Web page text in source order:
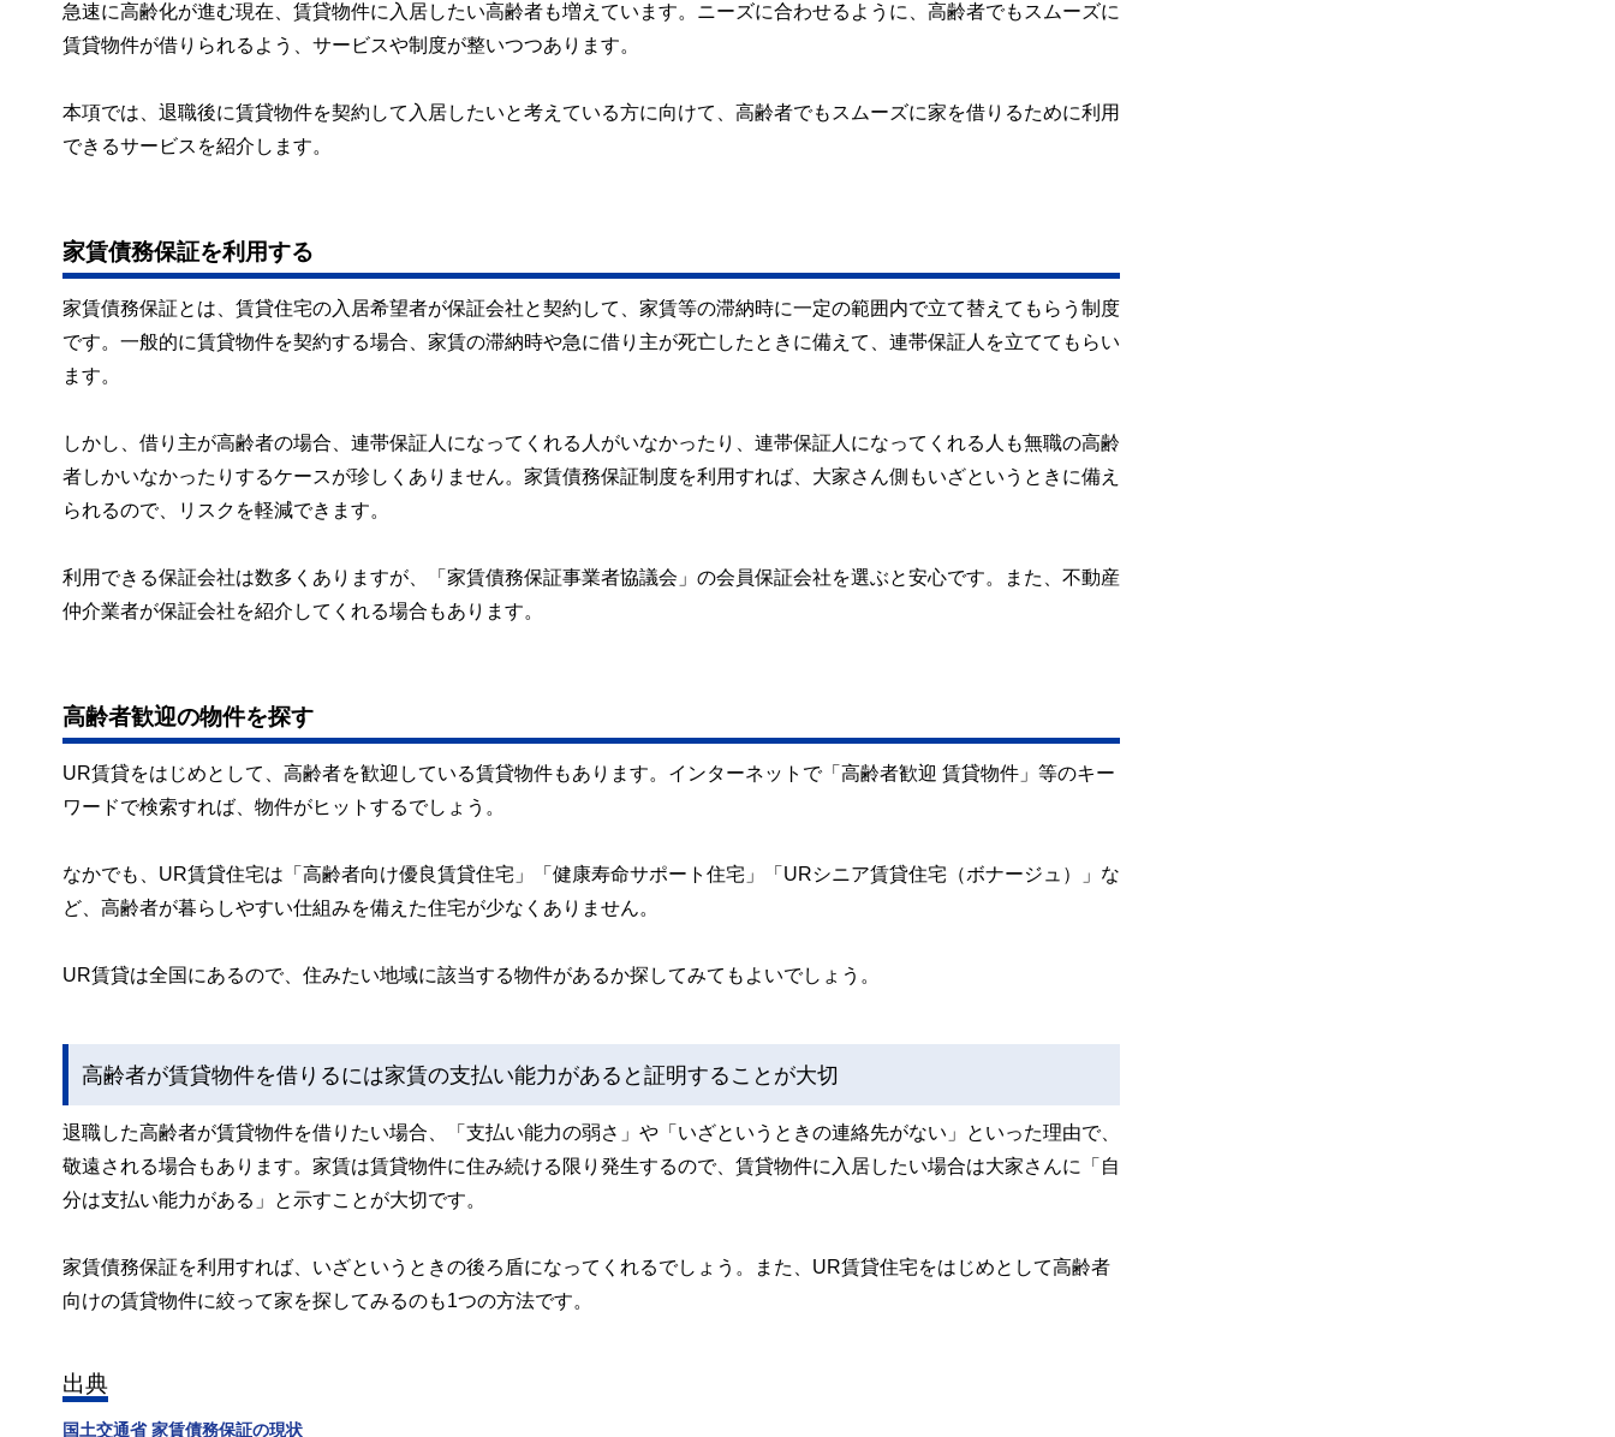
急速に高齢化が進む現在、賃貸物件に入居したい高齢者も増えています。ニーズに合わせるように、高齢者でもスムーズに
賃貸物件が借りられるよう、サービスや制度が整いつつあります。
本項では、退職後に賃貸物件を契約して入居したいと考えている方に向けて、高齢者でもスムーズに家を借りるために利用
できるサービスを紹介します。
家賃債務保証を利用する
家賃債務保証とは、賃貸住宅の入居希望者が保証会社と契約して、家賃等の滞納時に一定の範囲内で立て替えてもらう制度
です。一般的に賃貸物件を契約する場合、家賃の滞納時や急に借り主が死亡したときに備えて、連帯保証人を立ててもらい
ます。
しかし、借り主が高齢者の場合、連帯保証人になってくれる人がいなかったり、連帯保証人になってくれる人も無職の高齢
者しかいなかったりするケースが珍しくありません。家賃債務保証制度を利用すれば、大家さん側もいざというときに備え
られるので、リスクを軽減できます。
利用できる保証会社は数多くありますが、「家賃債務保証事業者協議会」の会員保証会社を選ぶと安心です。また、不動産
仲介業者が保証会社を紹介してくれる場合もあります。
高齢者歓迎の物件を探す
UR賃貸をはじめとして、高齢者を歓迎している賃貸物件もあります。インターネットで「高齢者歓迎 賃貸物件」等のキー
ワードで検索すれば、物件がヒットするでしょう。
なかでも、UR賃貸住宅は「高齢者向け優良賃貸住宅」「健康寿命サポート住宅」「URシニア賃貸住宅（ボナージュ）」な
ど、高齢者が暮らしやすい仕組みを備えた住宅が少なくありません。
UR賃貸は全国にあるので、住みたい地域に該当する物件があるか探してみてもよいでしょう。
高齢者が賃貸物件を借りるには家賃の支払い能力があると証明することが大切
退職した高齢者が賃貸物件を借りたい場合、「支払い能力の弱さ」や「いざというときの連絡先がない」といった理由で、
敬遠される場合もあります。家賃は賃貸物件に住み続ける限り発生するので、賃貸物件に入居したい場合は大家さんに「自
分は支払い能力がある」と示すことが大切です。
家賃債務保証を利用すれば、いざというときの後ろ盾になってくれるでしょう。また、UR賃貸住宅をはじめとして高齢者
向けの賃貸物件に絞って家を探してみるのも1つの方法です。
出典
国土交通省 家賃債務保証の現状